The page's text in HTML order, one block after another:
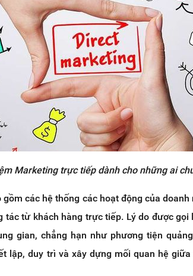
Marketing trực tiếp dành cho những ai
gồm các hệ thống các hoạt động của
tác từ khách hàng trực tiếp. Lý do được
gian, chẳng hạn như phương tiện
lập, duy trì và xây dựng mối quan hệ